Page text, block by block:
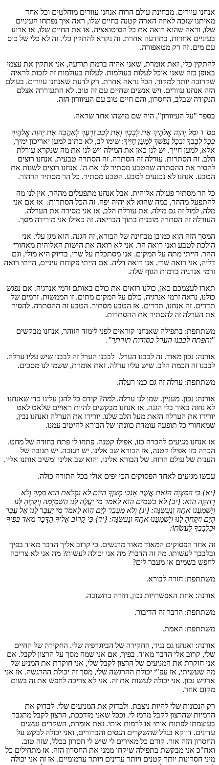
אנחנו עוורים. מבחינת עולם הרוח אנחנו עוורים מוחלטים וכל אחד
מאיתנו שזכה לאיזה הארה קטנה בחיים שלו, ראה איך נפתחו העיניים
שלו, וראה שהוא רואה את כל הסיטואציה, או את החיים שלו, או ארוע
בעיניים אחרות, בתודעה אחרת. זה נקרא להתקין כלי. זה לא כלי של כוס
עם מים. זה רק מטאפורה.
להתקין כלי, זאת אומרת, שאני אהיה ברמת תודעה, אני אתקין את עצמי
באופן כזה שאני אוכל לעלות בעולמות. לעלות בעולמות זה לזכות לראיה
שקרובה יותר למקור. הכל נראה אחרת. רק לדעת שאנחנו עוורים. בעולם
הזה אנחנו עוורים. ויש אנשים שחיים עם זה טוב. לא התעוררה אצלם
הנקודה שבלב, החסרון, והם חיים טוב עם העיוורון הזה.
בספר "על העיוורון", היה שם מישהו אחד שראה.
פס' ו' וּמָל יְהוָה אֱלֹהֶיךָ אֶת לְבָבְךָ וְאֶת לְבַב זַרְעֶךָ לְאַהֲבָה אֶת יְהוָה אֱלֹהֶיךָ
בְּכָל לְבָבְךָ וּבְכָל נַפְשְׁךָ לְמַעַן חַיֶּיךָ: שימו לב, לא כתוב למען יאריכון ימיך,
אלא, למען חייך. יש לנו כאן את המילה ויש לנו את מה שנקרא עורלת
הלב. זה הסתרות. עורלה זה הסתרה. זה הסתרה טבעית. אנחנו רוצים
להסיר את ההסתרה שהטבע מסתיר לנו את ה'. אנחנו רוצים לשנות את
הטבע. אנחנו לא נכנעים לטבע. הטבע מסתיר. כל הר מסתיר הרהור.
כל הר מסתיר פעולה אלוהית. אבל אנחנו מתפעלים מההר. אין לנו מה
להתפעל מההר, כמה שהוא לא יהיה יפה. זה הכל הסתרות. אז אם אני
מלה, למול זה גם מילה, את עורלת הלב, אז אני מסירה את הערלה.
העורלה זה הסתרה מובנית בתוך הבריאה. זה כאילו אני מורידה מסך.
המסך הזה הוא כמובן מבחינה של הבורא, זה הגנה. הוא מגן עלי. אני
הולכת לטבע ואני רואה הר. אני לא רואה את הישות האלוהית מאחורי
ההר. הייתי מתה על המקום. אני מסתכלת על שרי, בדיוק היא מולי, וגם
דליה, אני רואה שרי, אני רואה דליה. אם הייתי פקוחת עיניים, הייתי רואה
זרמי אנרגיה בדמות הגוף שלה.
תארו לעצמכם כאן, כולנו רואים את כולם באותם זרמי אנרגיה. אם נפגש
כולנו, נראה זרמי אנרגיה, כולם על המקום מתים. זו הממשות. זרמים של
תדרים. זה אנחנו, תדרים. אז הטבע מסתיר. הטבע זה ההסתרה. להסיר
את הערלה זה להסתיר את ההסתרות.
משתתפת: בתפילה שאנחנו קוראים לפני לימוד הזוהר, אנחנו מבקשים
"ותפתח לבבנו הערל בסודות תורתך".
אורנה: נכון מאוד. זה לבבנו הערל. לבבנו הערל זה לבבנו שיש עליו ערלה.
לבבנו זה חכמת הלב. שיש עליו ערלה. זאת אומרת, ששמו לנו מסכים.
משתתפת: ערלה זה גם כמו רעלה.
אורנה: נכון. מעניין. שמו לנו ערלה. למה? קודם כל להגן עלינו כדי שאנחנו
לא נחזה באור בלי הגנה. אז אנחנו מבקשים להיות ראויים שלאט לאט
יורידו את הערלה הזאת מעל הלב שלנו. יורידו את הערלה ואנחנו נבין,
שמאחורי כל תופעה עומדת כוונתו של הבורא להיטיב עמנו.
אז אנחנו מגיעים להכרה כזו, אפילו קטנה. פתחו לי פתח בחודה של מחט.
הכרה כזו אפילו קטנה, אז הבורא שב אלינו. יש תגובה. יש תגובה של
הענות של עולם הרוח. של הבורא אלינו, והוא שב אלינו ומשיב אותנו אליו.
עכשו מגיעים לאחד הפסוקים הכי יפים אולי בכל התורה כולה.
{יא} כִּי הַמִּצְוָה הַזֹּאת אֲשֶׁר אָנֹכִי מְצַוְּךָ הַיּוֹם לֹא נִפְלֵאת הִוא מִמְּךָ וְלֹא
רְחֹקָה הִוא: {יב} לֹא בַשָּׁמַיִם הִוא לֵאמֹר מִי יַעֲלֶה לָּנוּ הַשָּׁמַיְמָה וְיִקָּחֶהָ לָּנוּ
וְיַשְׁמִעֵנוּ אֹתָהּ וְנַעֲשֶׂנָּה: {יג} וְלֹא מֵעֵבֶר לַיָּם הִוא לֵאמֹר מִי יַעֲבָר לָנוּ אֶל עֵבֶר
הַיָּם וְיִקָּחֶהָ לָּנוּ וְיַשְׁמִעֵנוּ אֹתָהּ וְנַעֲשֶׂנָּה: {יד} כִּי קָרוֹב אֵלֶיךָ הַדָּבָר מְאֹד בְּפִיךָ
וּבִלְבָבְךָ לַעֲשֹׂתוֹ:
זה אחד הפסוקים המאוד מאוד מרגשים. כי קרוב אליך הדבר מאוד בפיך
ובלבבך לעשותו. מה זה הדבר? מה אני יכולה לעשות? מה אני לא צריכה
לחפש בשמים או מעבר לים?
משתתפת: חזרה לבורא.
אורנה: אחת האפשרויות נכון, חזרה בתשובה.
משתתפת: הדבר זה הדיבור.
משתתפת: האמת.
אורנה: ואנחנו גם נגיד, החקירה של הביוגרפיה שלי. החקירה של החיים
שלי, קרוב אלי הדבר מאוד. בפיך, אם אני שמה מסך על הרצון לקבל. אם
אני חוקרת את המניעים של הרצון לקבל שלי, אני חוקרת את המניע של
מה שעשיתי, אז עפ"י יכולת ההרגשה שלי, מסך זה יכולת ההרגשה. אז אני
ארגיש נכון. אני יכולה לעשות את זה. אני לא צריכה לחפש את זה בשום
מקום אחר.
רק הנכונות שלי להיות ניצבת. ולבדוק את המניעים שלי. לבדוק את
הרמיות שהרצון לקבל מרמז לי. וככל שאני מזדככת, הרצון לקבל מתגבר
בעוצמתו לפתות אותי או לרמות אותי. זאת אומרת, השקרים נעשים
עדינים. דווקא בגלל שהשקרים הגסים והברורים, ואני יכולה לבקש על
החסרון הזה אור. קודם כל מאירים לי שיש לי חסרון בכלל, שזה טוב.
ואח"כ אני מבקשת בתפילה שיקחו ממני את החסרון הזה. אז מתחילים כל
מיני חסרונות יותר קטנים ויותר עדינים ויותר ערמומיים. אז זה אני יכולה